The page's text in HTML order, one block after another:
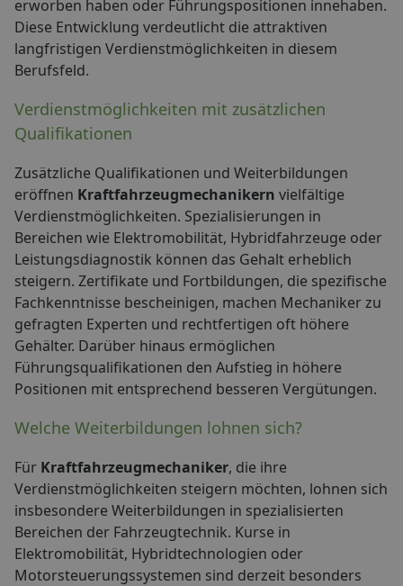
erworben haben oder Führungspositionen innehaben.
Diese Entwicklung verdeutlicht die attraktiven
langfristigen Verdienstmöglichkeiten in diesem
Berufsfeld.
Verdienstmöglichkeiten mit zusätzlichen
Qualifikationen
Zusätzliche Qualifikationen und Weiterbildungen
eröffnen Kraftfahrzeugmechanikern vielfältige
Verdienstmöglichkeiten. Spezialisierungen in
Bereichen wie Elektromobilität, Hybridfahrzeuge oder
Leistungsdiagnostik können das Gehalt erheblich
steigern. Zertifikate und Fortbildungen, die spezifische
Fachkenntnisse bescheinigen, machen Mechaniker zu
gefragten Experten und rechtfertigen oft höhere
Gehälter. Darüber hinaus ermöglichen
Führungsqualifikationen den Aufstieg in höhere
Positionen mit entsprechend besseren Vergütungen.
Welche Weiterbildungen lohnen sich?
Für Kraftfahrzeugmechaniker, die ihre
Verdienstmöglichkeiten steigern möchten, lohnen sich
insbesondere Weiterbildungen in spezialisierten
Bereichen der Fahrzeugtechnik. Kurse in
Elektromobilität, Hybridtechnologien oder
Motorsteuerungssystemen sind derzeit besonders